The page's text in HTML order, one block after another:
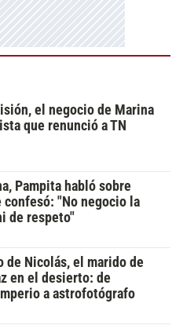
el negocio de Marina
que renunció a TN
Pampita habló sobre
confesó: "No negocio la
de respeto"
de Nicolás, el marido de
en el desierto: de
a astrofotógrafo